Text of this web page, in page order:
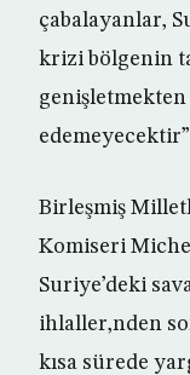
çabalayanlar,
krizi bölgenin
genişletmekten
Birleşmiş
Komiseri
Suriye’deki
ihlaller,nden
kısa sürede